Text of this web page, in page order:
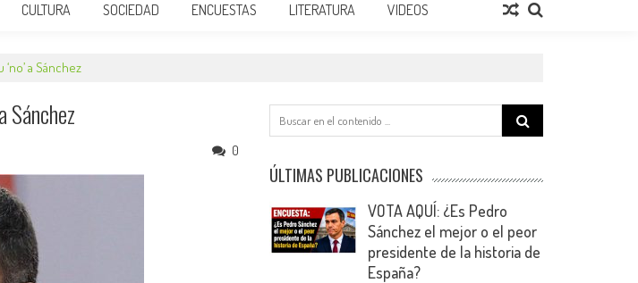
CULTURA SOCIEDAD ENCUESTAS LITERATURA VIDEOS
a Sánchez
Sánchez
0
Search
for:
ÚLTIMAS PUBLICACIONES
VOTA AQUÍ: ¿Es Pedro
Sánchez el mejor o el peor
presidente de la historia de
España?